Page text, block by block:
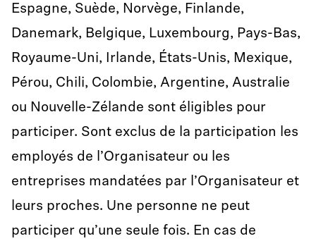
Espagne, Suède, Norvège, Finlande,
Danemark, Belgique, Luxembourg, Pays-Bas,
Royaume-Uni, Irlande, États-Unis, Mexique,
Pérou, Chili, Colombie, Argentine, Australie
ou Nouvelle-Zélande sont éligibles pour
participer. Sont exclus de la participation les
employés de l’Organisateur ou les
entreprises mandatées par l’Organisateur et
leurs proches. Une personne ne peut
participer qu’une seule fois. En cas de